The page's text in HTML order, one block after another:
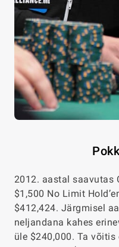
2012. aastal saavutas
$1,500 No Limit
$412,424. Järgmisel
neljandana kahes
üle $240,000. Ta võitis